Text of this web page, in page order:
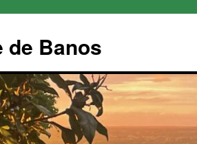
de Banos